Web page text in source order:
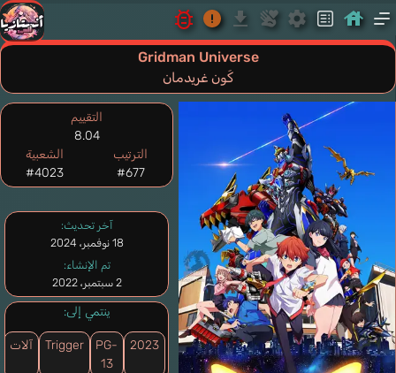
Gridman Universe
كَون غريدمان
آخر تحديث:
18 نوفمبر، 2024
تم الإنشاء:
2 سبتمبر، 2022
ينتمي إلى:
2023
PG-
13
Trigger آلات
التقييم
8.04
الترتيب
#677
الشعبية
#4023